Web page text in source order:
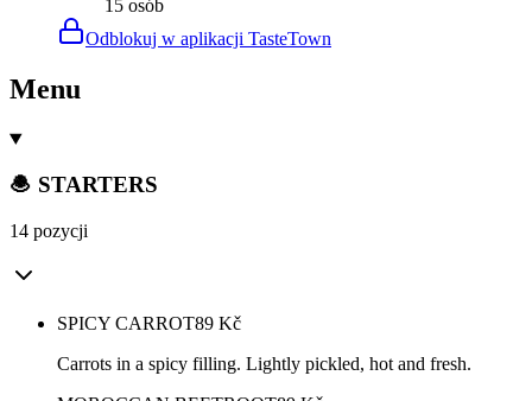
15 osób
Odblokuj w aplikacji TasteTown
Menu
🧆 STARTERS
14 pozycji
SPICY CARROT89 Kč
Carrots in a spicy filling. Lightly pickled, hot and fresh.